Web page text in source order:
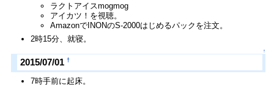
ラクトアイスmogmog
アイカツ！を視聴。
AmazonでINONのS-2000はじめるパックを注文。
2時15分、就寝。
↑
2015/07/01 †
7時手前に起床。